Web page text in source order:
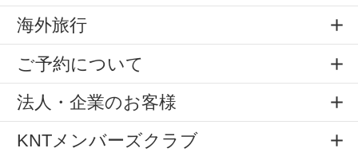
海外旅行
ご予約について
法人・企業のお客様
KNTメンバーズクラブ